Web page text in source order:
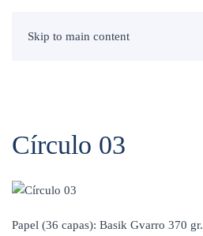
Skip to main content
Círculo 03
Papel (36 capas): Basik Gvarro 370 gr.